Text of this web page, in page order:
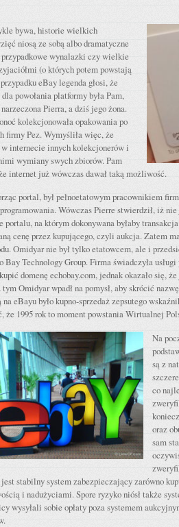
bywa, historie wielkich
niosą ze sobą albo dramatyczne
wynalazki czy wielkie
(o których potem powstają
eBay legenda głosi, że
powołania platformy była Pam,
Pierra, a dziś jego żona.
kolekcjonowała opakowania po
firmy Pez. Wymyśliła więc, że
internecie innych kolekcjonerów i
wymiany swych zbiorów. Pam
internet już wówczas dawał taką możliwość.
portal, był pełnoetatowym pracownikiem
Wówczas Pierre stwierdził, iż
portalu, na którym dokonywana byłaby
cenę przez kupującego, czyli aukcja. Zatem
Omidyar nie był tylko etatowcem, ale i
Bay Technology Group. Firma świadczyła
domenę echobay.com, jednak okazało się,
Omidyar wpadł na pomysł, aby skrócić
eBayu było kupno-sprzedaż zepsutego
że 1995 rok to moment powstania Wirtualnej
Na
są z
co
oraz
sam
stabilny system zabezpieczający zarówno
i nadużyciami. Spore ryzyko niósł także
wysyłali sobie opłaty poza systemem